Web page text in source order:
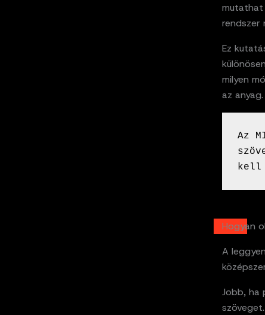
mutathat
rendszer
Ez
milyen
az anyag.
Az
kell
Hogyan
A
Jobb, ha